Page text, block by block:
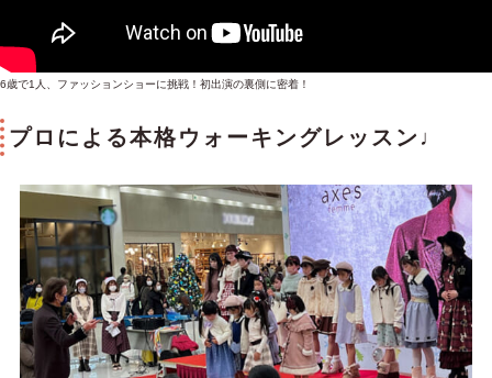
6歳で1人、ファッションショーに挑戦！初出演の裏側に密着！
プロによる本格ウォーキングレッスン♩